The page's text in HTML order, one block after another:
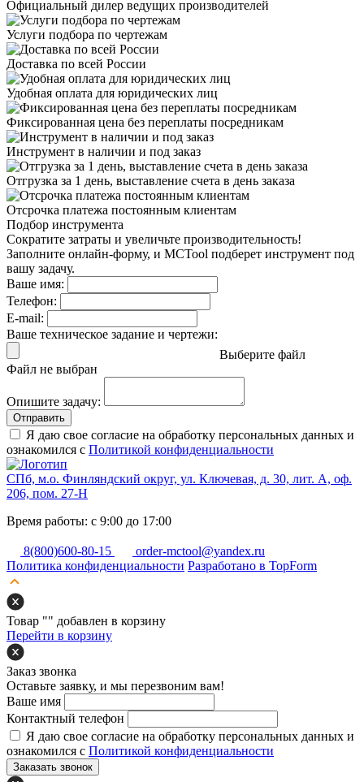
Официальный дилер ведущих производителей
Услуги подбора по чертежам
Доставка по всей России
Удобная оплата для юридических лиц
Фиксированная цена без переплаты посредникам
Инструмент в наличии и под заказ
Отгрузка за 1 день, выставление счета в день заказа
Отсрочка платежа постоянным клиентам
Подбор инструмента
Сократите затраты и увеличьте производительность!
Заполните онлайн-форму, и MCTool подберет инструмент под
вашу задачу.
Ваше имя:
Телефон:
E-mail:
Ваше техническое задание и чертежи:
Выберите файл
Файл не выбран
Опишите задачу:
Отправить
Я даю свое согласие на обработку персональных данных и
ознакомился с Политикой конфиденциальности
СПб, м.о. Финляндский округ, ул. Ключевая, д. 30, лит. А, оф.
206, пом. 27-Н
Время работы: с 9:00 до 17:00
8(800)600-80-15
order-mctool@yandex.ru
Политика конфиденциальности Разработано в TopForm
Товар "" добавлен в корзину
Перейти в корзину
Заказ звонка
Оставьте заявку, и мы перезвоним вам!
Ваше имя
Контактный телефон
Я даю свое согласие на обработку персональных данных и
ознакомился с Политикой конфиденциальности
Заказать звонок